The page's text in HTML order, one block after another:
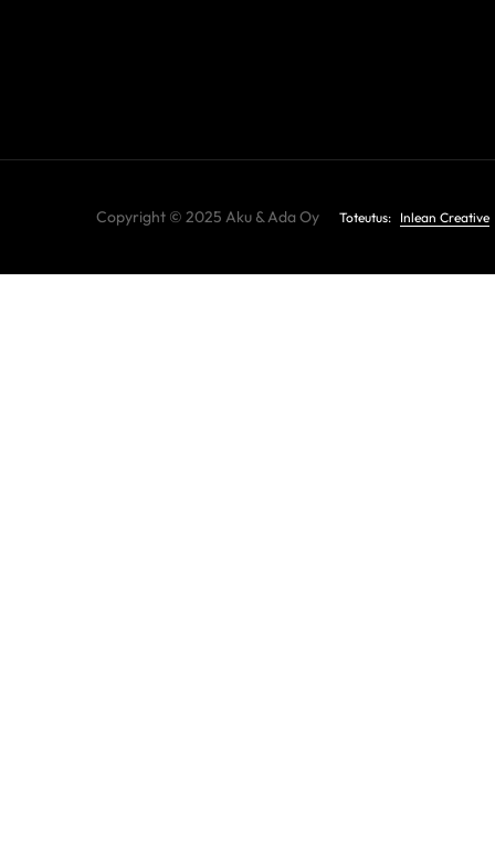
Copyright © 2025 Aku & Ada Oy Toteutus: Inlean Creative